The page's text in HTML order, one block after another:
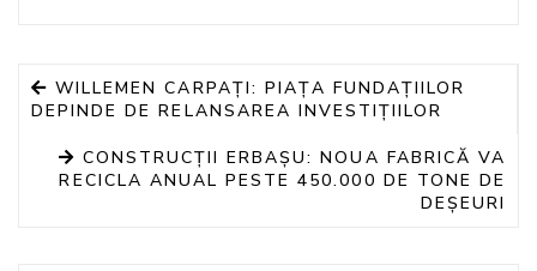
WILLEMEN CARPAȚI: PIAȚA FUNDAȚIILOR
DEPINDE DE RELANSAREA INVESTIȚIILOR
CONSTRUCȚII ERBAȘU: NOUA FABRICĂ VA
RECICLA ANUAL PESTE 450.000 DE TONE DE
DEȘEURI